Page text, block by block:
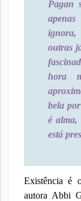
Pagan
ignora,
outras
hora
bela
é
está
Existência é
autora Abbi